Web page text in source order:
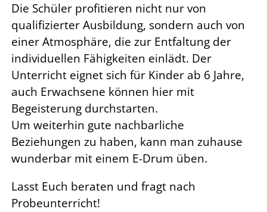
Die Schüler profitieren nicht nur von
qualifizierter Ausbildung, sondern auch von
einer Atmosphäre, die zur Entfaltung der
individuellen Fähigkeiten einlädt. Der
Unterricht eignet sich für Kinder ab 6 Jahre,
auch Erwachsene können hier mit
Begeisterung durchstarten.
Um weiterhin gute nachbarliche
Beziehungen zu haben, kann man zuhause
wunderbar mit einem E-Drum üben.
Lasst Euch beraten und fragt nach
Probeunterricht!